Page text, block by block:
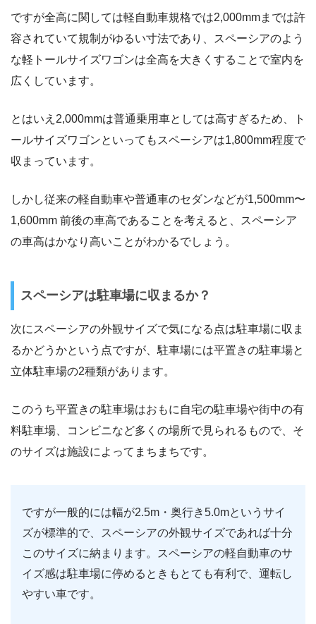
ですが全高に関しては軽自動車規格では2,000mmまでは許
容されていて規制がゆるい寸法であり、スペーシアのよう
な軽トールサイズワゴンは全高を大きくすることで室内を
広くしています。
とはいえ2,000mmは普通乗用車としては高すぎるため、ト
ールサイズワゴンといってもスペーシアは1,800mm程度で
収まっています。
しかし従来の軽自動車や普通車のセダンなどが1,500mm〜
1,600mm 前後の車高であることを考えると、スペーシア
の車高はかなり高いことがわかるでしょう。
スペーシアは駐車場に収まるか？
次にスペーシアの外観サイズで気になる点は駐車場に収ま
るかどうかという点ですが、駐車場には平置きの駐車場と
立体駐車場の2種類があります。
このうち平置きの駐車場はおもに自宅の駐車場や街中の有
料駐車場、コンビニなど多くの場所で見られるもので、そ
のサイズは施設によってまちまちです。
ですが一般的には幅が2.5m・奥行き5.0mというサイ
ズが標準的で、スペーシアの外観サイズであれば十分
このサイズに納まります。スペーシアの軽自動車のサ
イズ感は駐車場に停めるときもとても有利で、運転し
やすい車です。